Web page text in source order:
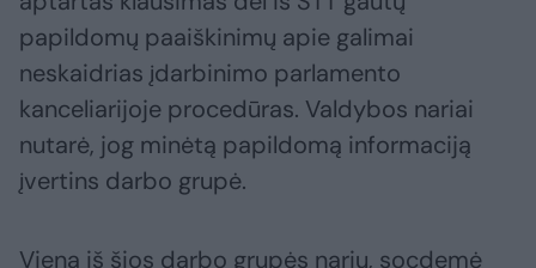
papildomų paaiškinimų apie galimai
neskaidrias įdarbinimo parlamento
kanceliarijoje procedūras. Valdybos nariai
nutarė, jog minėtą papildomą informaciją
įvertins darbo grupė.
Viena iš šios darbo grupės narių, socdemė